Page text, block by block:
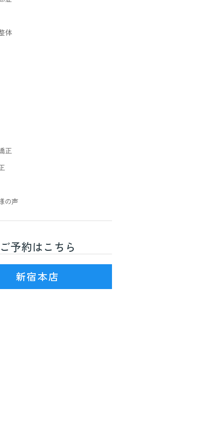
体
正
の声
ご予約はこちら
新宿本店
)3番出口を出て徒歩7分